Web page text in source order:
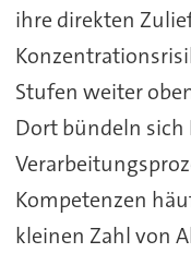
ihre direkten
Stufen weiter
Dort bündeln
Kompetenzen
kleinen Zahl von